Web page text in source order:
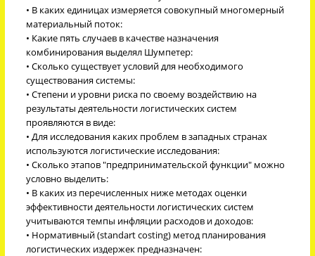
• В каких единицах измеряется совокупный многомерный
материальный поток:
• Какие пять случаев в качестве назначения
комбинирования выделял Шумпетер:
• Сколько существует условий для необходимого
существования системы:
• Степени и уровни риска по своему воздействию на
результаты деятельности логистических систем
проявляются в виде:
• Для исследования каких проблем в западных странах
используются логистические исследования:
• Сколько этапов "предпринимательской функции" можно
условно выделить:
• В каких из перечисленных ниже методах оценки
эффективности деятельности логистических систем
учитываются темпы инфляции расходов и доходов:
• Нормативный (standart costing) метод планирования
логистических издержек предназначен: